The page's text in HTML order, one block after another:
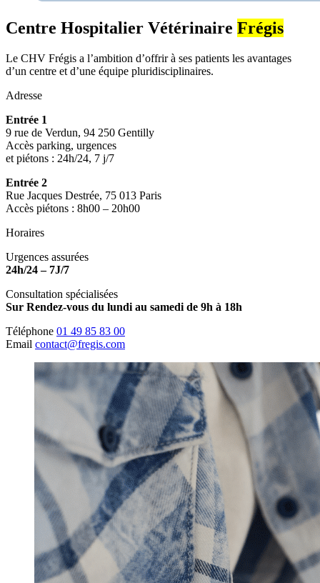
Centre Hospitalier Vétérinaire Frégis
Le CHV Frégis a l’ambition d’offrir à ses patients les avantages
d’un centre et d’une équipe pluridisciplinaires.
Adresse
Entrée 1
9 rue de Verdun, 94 250 Gentilly
Accès parking, urgences
et piétons : 24h/24, 7 j/7
Entrée 2
Rue Jacques Destrée, 75 013 Paris
Accès piétons : 8h00 – 20h00
Horaires
Urgences assurées
24h/24 – 7J/7
Consultation spécialisées
Sur Rendez-vous du lundi au samedi de 9h à 18h
Téléphone 01 49 85 83 00
Email contact@fregis.com